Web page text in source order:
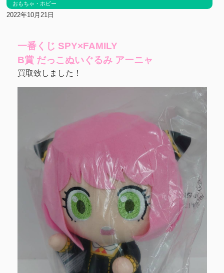
おもちゃ・ホビー
2022年10月21日
一番くじ SPY×FAMILY
B賞 だっこぬいぐるみ アーニャ
買取致しました！